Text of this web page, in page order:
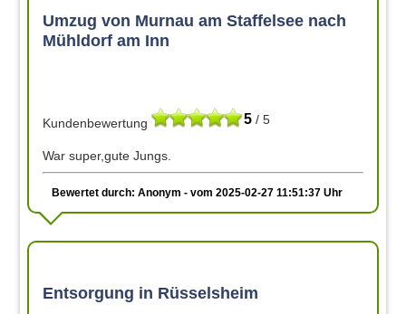
Umzug von Murnau am Staffelsee nach
Mühldorf am Inn
5 / 5
Kundenbewertung
War super,gute Jungs.
Bewertet durch: Anonym - vom 2025-02-27 11:51:37 Uhr
Entsorgung in Rüsselsheim